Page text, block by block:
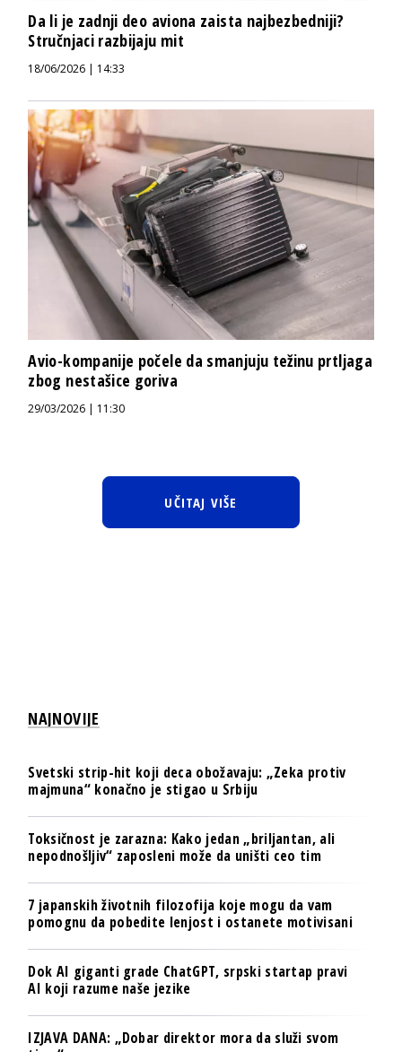
Da li je zadnji deo aviona zaista najbezbedniji?
Stručnjaci razbijaju mit
18/06/2026 | 14:33
Avio-kompanije počele da smanjuju težinu prtljaga
zbog nestašice goriva
29/03/2026 | 11:30
UČITAJ VIŠE
NAJNOVIJE
Svetski strip-hit koji deca obožavaju: „Zeka protiv
majmuna“ konačno je stigao u Srbiju
Toksičnost je zarazna: Kako jedan „briljantan, ali
nepodnošljiv“ zaposleni može da uništi ceo tim
7 japanskih životnih filozofija koje mogu da vam
pomognu da pobedite lenjost i ostanete motivisani
Dok AI giganti grade ChatGPT, srpski startap pravi
AI koji razume naše jezike
IZJAVA DANA: „Dobar direktor mora da služi svom